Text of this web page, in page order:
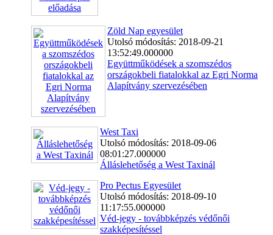
Zöld Nap egyesület
Utolsó módosítás: 2018-09-21
13:52:49.000000
Együttműködések a szomszédos
országokbeli fiatalokkal az Egri Norma
Alapítvány szervezésében
West Taxi
Utolsó módosítás: 2018-09-06
08:01:27.000000
Álláslehetőség a West Taxinál
Pro Pectus Egyesület
Utolsó módosítás: 2018-09-10
11:17:55.000000
Véd-jegy - továbbképzés védőnői
szakképesítéssel